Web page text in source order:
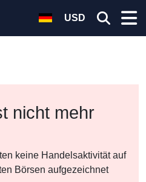
USD
nicht mehr
keine Handelsaktivität auf
Börsen aufgezeichnet